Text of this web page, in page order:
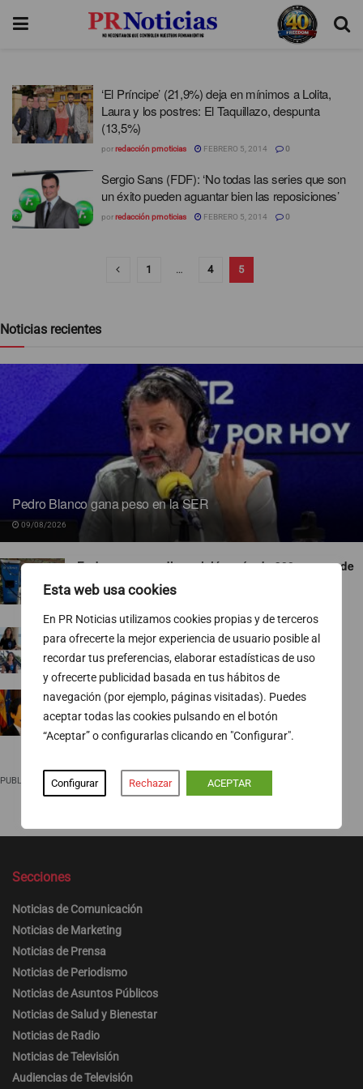
Esta web usa cookies
En PR Noticias utilizamos cookies propias y de terceros
para ofrecerte la mejor experiencia de usuario posible al
recordar tus preferencias, elaborar estadísticas de uso
y ofrecerte publicidad basada en tus hábitos de
navegación (por ejemplo, páginas visitadas). Puedes
aceptar todas las cookies pulsando en el botón
“Aceptar” o configurarlas clicando en "Configurar".
Configurar Rechazar ACEPTAR
‘El Príncipe’ (21,9%) deja en mínimos a Lolita,
Laura y los postres: El Taquillazo, despunta
(13,5%)
porredacción prnoticias FEBRERO 5, 2014 0
Sergio Sans (FDF): ‘No todas las series que son
un éxito pueden aguantar bien las reposiciones’
porredacción prnoticias FEBRERO 5, 2014 0
1 … 4 5
Noticias recientes
Pedro Blanco gana peso en la SER
09/08/2026
Endesa pone a disposición más de 300 puntos de
recarga abiertos al público
TVE ejecuta un nuevo baile de corresponsales
07/08/2026
Ropa para socialistas
07/08/2026
PUBLICIDAD
Secciones
Noticias de Comunicación
Noticias de Marketing
Noticias de Prensa
Noticias de Periodismo
Noticias de Asuntos Públicos
Noticias de Salud y Bienestar
Noticias de Radio
Noticias de Televisión
Audiencias de Televisión